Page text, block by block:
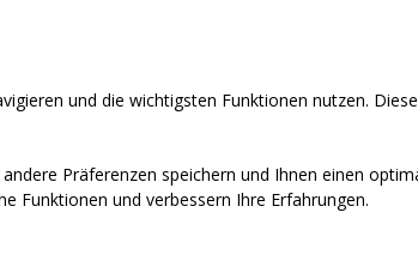
und die wichtigsten Funktionen nutzen.
Präferenzen speichern und Ihnen einen
Funktionen und verbessern Ihre Erfahrungen.